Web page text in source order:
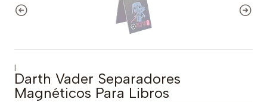
|
Darth Vader Separadores
Magnéticos Para Libros